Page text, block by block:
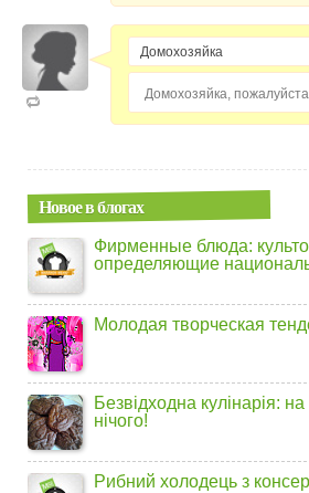
Новое в блогах
Фирменные блюда:
определяющие
Молодая творческая
Безвідходна кулінарія:
нічого!
Рибний холодець з